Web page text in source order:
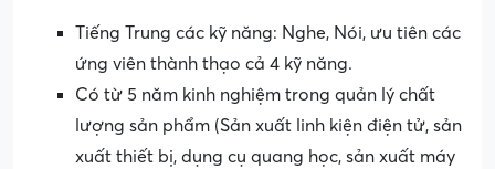
Tiếng Trung các kỹ năng: Nghe, Nói, ưu tiên các
ứng viên thành thạo cả 4 kỹ năng.
Có từ 5 năm kinh nghiệm trong quản lý chất
lượng sản phẩm (Sản xuất linh kiện điện tử, sản
xuất thiết bị, dụng cụ quang học, sản xuất máy